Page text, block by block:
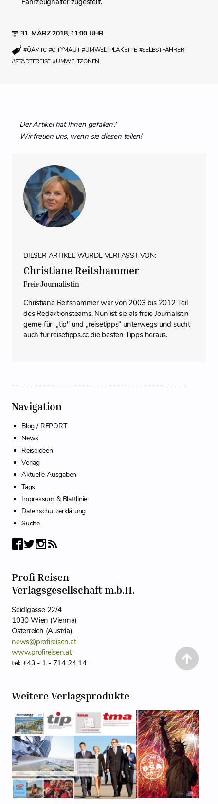
31. MÄRZ 2018, 11:00 UHR
#ÖAMTC #CITYMAUT #UMWELTPLAKETTE #SELBSTFAHRER
#STÄDTEREISE #UMWELTZONEN
Fahrzeughalter zugestellt.
Der Artikel hat Ihnen gefallen?
Wir freuen uns, wenn sie diesen teilen!
DIESER ARTIKEL WURDE VERFASST VON:
Christiane Reitshammer
Freie Journalistin
Christiane Reitshammer war von 2003 bis 2012 Teil
des Redaktionsteams. Nun ist sie als freie Journalistin
gerne für „tip" und „reisetipps“ unterwegs und sucht
auch für reisetipps.cc die besten Tipps heraus.
Navigation
Blog / REPORT
News
Reiseideen
Verlag
Aktuelle Ausgaben
Tags
Impressum & Blattlinie
Datenschutzerklärung
Suche
Profi Reisen
Verlagsgesellschaft m.b.H.
Seidlgasse 22/4
1030 Wien (Vienna)
Österreich (Austria)
news@profireisen.at
www.profireisen.at
tel: +43 - 1 - 714 24 14
Weitere Verlagsprodukte